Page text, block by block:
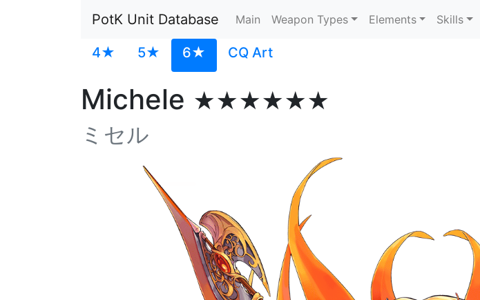
PotK Unit Database Main Weapon Types Elements Skills
4★ 5★ 6★ CQ Art
Michele ★★★★★★
ミセル